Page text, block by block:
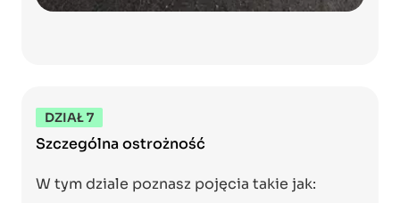
DZIAŁ 7
Szczególna ostrożność
W tym dziale poznasz pojęcia takie jak: